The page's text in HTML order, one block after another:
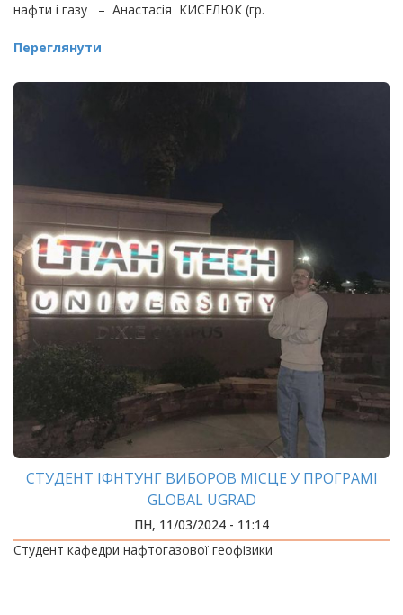
нафти і газу – Анастасія КИСЕЛЮК (гр.
Переглянути
СТУДЕНТ ІФНТУНГ ВИБОРОВ МІСЦЕ У ПРОГРАМІ
GLOBAL UGRAD
ПН, 11/03/2024 - 11:14
Студент кафедри нафтогазової геофізики